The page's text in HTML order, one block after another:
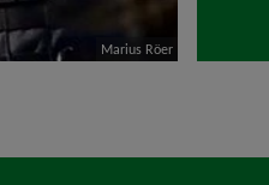
Marius Röer